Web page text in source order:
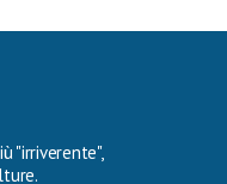
"irriverente",